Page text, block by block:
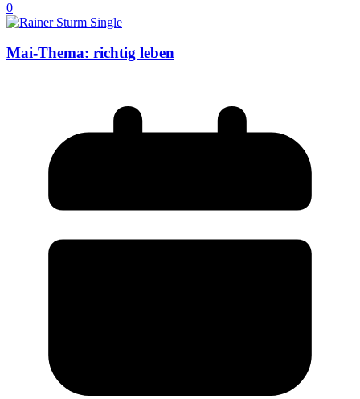
0
Mai-Thema: richtig leben